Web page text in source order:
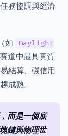
務協調與經濟
如
Daylight
賽道中最具實質
結算、碳信用
成熟。
而是一個底
鏈與物理世